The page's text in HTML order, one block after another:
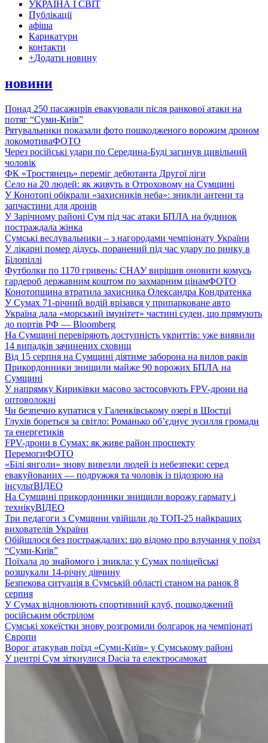
УКРАЇНА І СВІТ
Публікації
афіша
Карикатури
контакти
+Додати новину
новини
Понад 250 пасажирів евакуювали після ранкової атаки на
потяг “Суми-Київ”
Рятувальники показали фото пошкодженого ворожим дроном
локомотиваФОТО
Через російські удари по Середина-Буді загинув цивільний
чоловік
ФК «Тростянець» переміг дебютанта Другої ліги
Село на 20 людей: як живуть в Отроховому на Сумщині
У Конотопі обікрали «захисників неба»: зникли антени та
запчастини для дронів
У Зарічному районі Сум під час атаки БПЛА на будинок
постраждала жінка
Сумські веслувальники – з нагородами чемпіонату України
У лікарні помер дідусь, поранений під час удару по ринку в
Білопіллі
Футболки по 1170 гривень: СНАУ вирішив оновити комусь
гардероб державним коштом по захмарним цінамФОТО
Конотопщина втратила захисника Олександра Кондратенка
У Сумах 71-річний водій врізався у припарковане авто
Україна дала «морський імунітет» частині суден, що прямують
до портів РФ — Bloomberg
На Сумщині перевіряють доступність укриттів: уже виявили
14 випадків зачинених сховищ
Від 15 серпня на Сумщині діятиме заборона на вилов раків
Прикордонники знищили майже 90 ворожих БПЛА на
Сумщині
У напрямку Кириківки масово застосовують FPV-дрони на
оптоволокні
Чи безпечно купатися у Галенківському озері в Шостці
Глухів бореться за світло: Романько об’єднує зусилля громади
та енергетиків
FPV-дрони в Сумах: як живе район проспекту
ПеремогиФОТО
«Білі янголи» знову вивезли людей із небезпеки: серед
евакуйованих — подружжя та чоловік із підозрою на
інсультВІДЕО
На Сумщині прикордонники знищили ворожу гармату і
технікуВІДЕО
Три педагоги з Сумщини увійшли до ТОП-25 найкращих
вихователів України
Обійшлося без постраждалих: що відомо про влучання у поїзд
“Суми-Київ”
Поїхала до знайомого і зникла: у Сумах поліцейські
розшукали 14-річну дівчину
Безпекова ситуація в Сумській області станом на ранок 8
серпня
У Сумах відновлюють спортивний клуб, пошкоджений
російським обстрілом
Сумські хокеїстки знову розгромили болгарок на чемпіонаті
Європи
Ворог атакував поїзд «Суми-Київ» у Сумському районі
У центрі Сум зіткнулися Dacia та електросамокат